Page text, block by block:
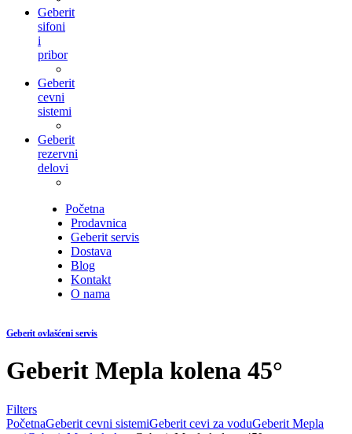
Geberit
sifoni
i
pribor
Geberit
cevni
sistemi
Geberit
rezervni
delovi
Početna
Prodavnica
Geberit servis
Dostava
Blog
Kontakt
O nama
Geberit ovlašćeni servis
Geberit Mepla kolena 45°
Filters
PočetnaGeberit cevni sistemiGeberit cevi za voduGeberit Mepla